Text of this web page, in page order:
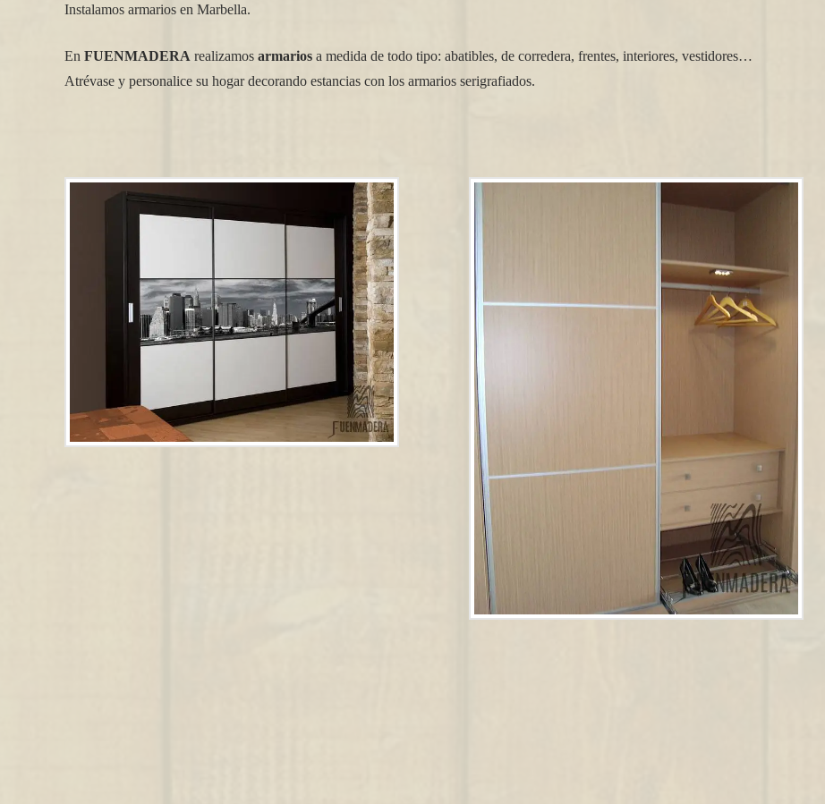
Instalamos armarios en Marbella.
En FUENMADERA realizamos armarios a medida de todo tipo: abatibles, de corredera, frentes, interiores, vestidores…
Atrévase y personalice su hogar decorando estancias con los armarios serigrafiados.